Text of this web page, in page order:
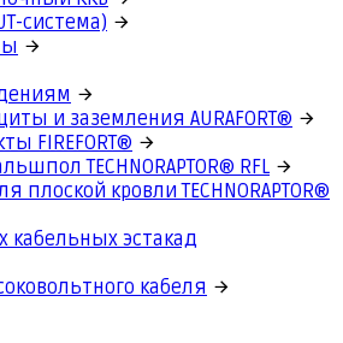
система)
и заземления AURAFORT®
FIREFORT®
TECHNORAPTOR® RFL
плоской кровли TECHNORAPTOR®
эстакад
кабеля